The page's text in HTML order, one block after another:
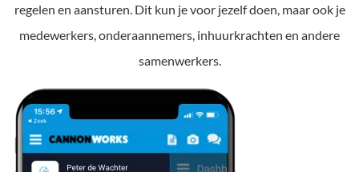
regelen en aansturen. Dit kun je voor jezelf doen, maar ook je
medewerkers, onderaannemers, inhuurkrachten en andere
samenwerkers.